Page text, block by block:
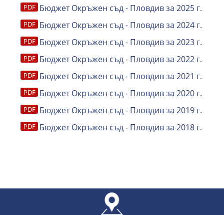
Бюджет Окръжен съд - Пловдив за 2025 г.
Бюджет Окръжен съд - Пловдив за 2024 г.
Бюджет Окръжен съд - Пловдив за 2023 г.
Бюджет Окръжен съд - Пловдив за 2022 г.
Бюджет Окръжен съд - Пловдив за 2021 г.
Бюджет Окръжен съд - Пловдив за 2020 г.
Бюджет Окръжен съд - Пловдив за 2019 г.
Бюджет Окръжен съд - Пловдив за 2018 г.